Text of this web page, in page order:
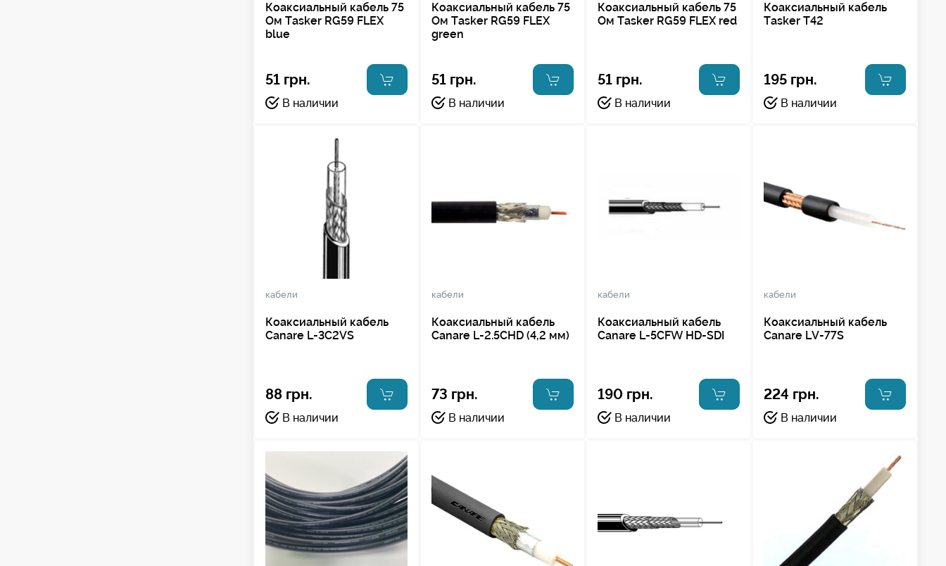
Коаксиальный кабель 75
Ом Tasker RG59 FLEX
blue
51 грн.
В наличии
Коаксиальный кабель 75
Ом Tasker RG59 FLEX
green
51 грн.
В наличии
Коаксиальный кабель 75
Ом Tasker RG59 FLEX red
51 грн.
В наличии
Коаксиальный кабель
Tasker T42
195 грн.
В наличии
кабели
Коаксиальный кабель
Canare L-3C2VS
88 грн.
В наличии
кабели
Коаксиальный кабель
Canare L-2.5CHD (4,2 мм)
73 грн.
В наличии
кабели
Коаксиальный кабель
Canare L-5CFW HD-SDI
190 грн.
В наличии
кабели
Коаксиальный кабель
Canare LV-77S
224 грн.
В наличии